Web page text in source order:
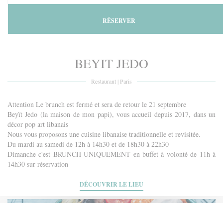
RÉSERVER
BEYIT JEDO
Restaurant | Paris
Attention Le brunch est fermé et sera de retour le 21 septembre
Beyït Jedo (la maison de mon papi), vous accueil depuis 2017, dans un
décor pop art libanais
Nous vous proposons une cuisine libanaise traditionnelle et revisitée.
Du mardi au samedi de 12h à 14h30 et de 18h30 à 22h30
Dimanche c'est BRUNCH UNIQUEMENT en buffet à volonté de 11h à
14h30 sur réservation
DÉCOUVRIR LE LIEU